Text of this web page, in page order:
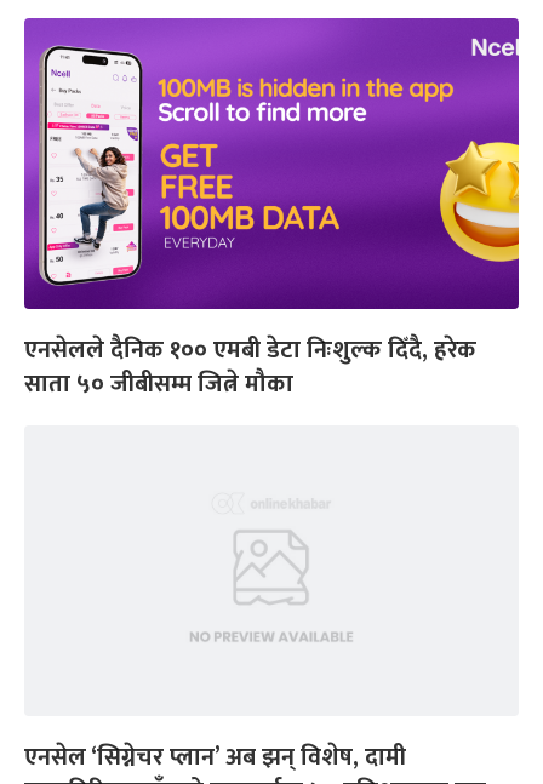
एनसेलले दैनिक १०० एमबी डेटा निःशुल्क दिँदै, हरेक
साता ५० जीबीसम्म जित्ने मौका
एनसेल ‘सिग्नेचर प्लान’ अब झन् विशेष, दामी